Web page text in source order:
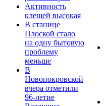
Активность
клещей высокая
В станице
Плоской стало
на одну бытовую
проблему
меньше
В
Новопокровской
вчера отметили
96-летие